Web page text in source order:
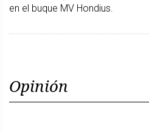
en el buque MV Hondius.
Opinión